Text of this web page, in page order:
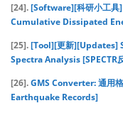
[24].[Software][科研小工具
Cumulative Dissipated
[25].[Tool][更新][Updates]
Spectra Analysis [SPECTR
[26].GMS Converter: 通用
Earthquake Records]